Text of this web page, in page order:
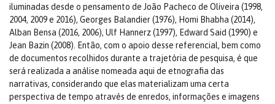
iluminadas desde o pensamento de João Pacheco de Oliveira (1998,
2004, 2009 e 2016), Georges Balandier (1976), Homi Bhabha (2014),
Alban Bensa (2016, 2006), Ulf Hannerz (1997), Edward Said (1990) e
Jean Bazin (2008). Então, com o apoio desse referencial, bem como
de documentos recolhidos durante a trajetória de pesquisa, é que
será realizada a análise nomeada aqui de etnografia das
narrativas, considerando que elas materializam uma certa
perspectiva de tempo através de enredos, informações e imagens